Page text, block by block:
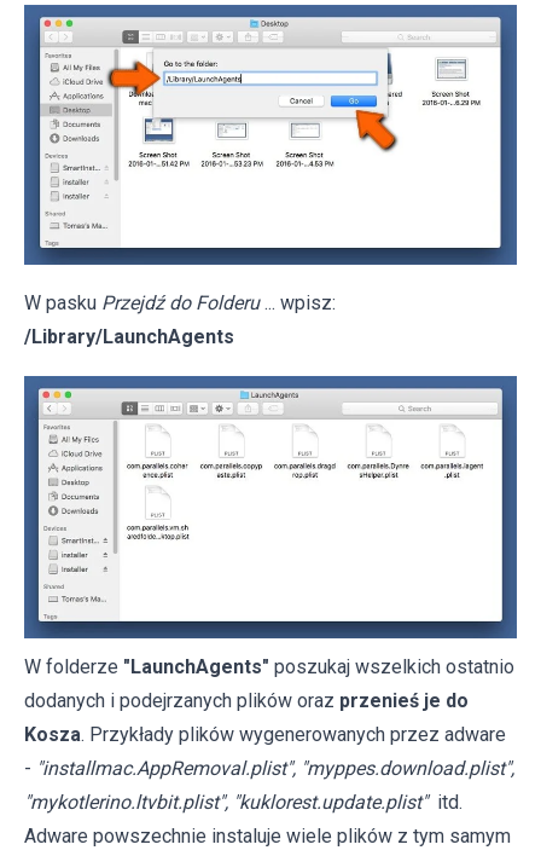
W pasku Przejdź do Folderu ... wpisz:
/Library/LaunchAgents
W folderze "LaunchAgents" poszukaj wszelkich ostatnio
dodanych i podejrzanych plików oraz przenieś je do
Kosza. Przykłady plików wygenerowanych przez adware
- "installmac.AppRemoval.plist", "myppes.download.plist",
"mykotlerino.ltvbit.plist", "kuklorest.update.plist" itd.
Adware powszechnie instaluje wiele plików z tym samym